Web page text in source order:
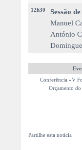
12h30
Sessão
Manuel
António
Conferência «V
Orçamento
Partilhe esta notícia